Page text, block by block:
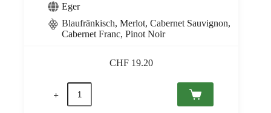
Eger
Blaufränkisch, Merlot, Cabernet Sauvignon,
Cabernet Franc, Pinot Noir
CHF 19.20
Tréfli
Cuvée
2022